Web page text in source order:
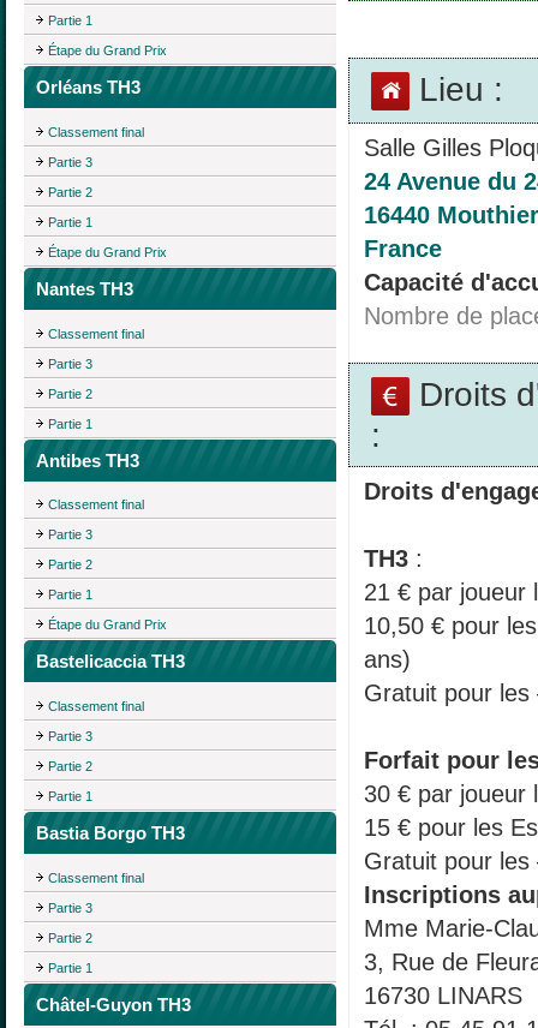
Partie 1
Étape du Grand Prix
Orléans TH3
Classement final
Partie 3
Partie 2
Partie 1
Étape du Grand Prix
Nantes TH3
Classement final
Partie 3
Partie 2
Partie 1
Antibes TH3
Classement final
Partie 3
Partie 2
Partie 1
Étape du Grand Prix
Bastelicaccia TH3
Classement final
Partie 3
Partie 2
Partie 1
Bastia Borgo TH3
Classement final
Partie 3
Partie 2
Partie 1
Châtel-Guyon TH3
Lieu :
Salle Gilles
24 Avenue du
16440
France
Capacité
Nombre de
Droits
:
Droits
TH3 :
21 € par joueur
10,50 € pour
ans)
Gratuit pour les
Forfait pour
30 € par joueur
15 € pour les
Gratuit pour les
Inscriptions
Mme Marie-
3, Rue de
16730 LINARS